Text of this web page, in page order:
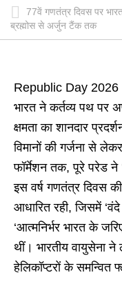
77वें गणतंत्र दिवस पर
ब्रह्मोस से अर्जुन टैंक तक
Republic Day 2026
भारत ने कर्तव्य पथ पर
क्षमता का शानदार
विमानों की गर्जना से
फॉर्मेशन तक, पूरे परेड ने
इस वर्ष गणतंत्र दिवस
आधारित रही, जिसमें
‘आत्मनिर्भर भारत के
थीं। भारतीय वायुसेना ने
हेलिकॉप्टरों के समन्वित